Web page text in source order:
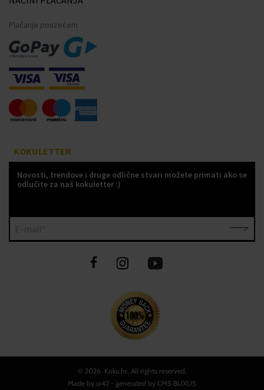
Plaćanje pouzećem
KOKULETTER
Novosti, trendove i druge odlične stvari možete primati ako se
odlučite za naš kokuletter :)
© 2026 Koku.hr, All rights reserved.
Made by ui42 - generated by CMS BUXUS